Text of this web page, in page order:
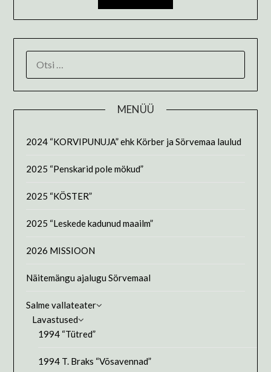
MENÜÜ
2024 “KORVIPUNUJA” ehk Körber ja Sörvemaa laulud
2025 “Penskarid pole mökud”
2025 “KÖSTER”
2025 “Leskede kadunud maailm”
2026 MISSIOON
Näitemängu ajalugu Sörvemaal
Salme vallateater
Lavastused
1994 “Tütred”
1994 T. Braks “Võsavennad”